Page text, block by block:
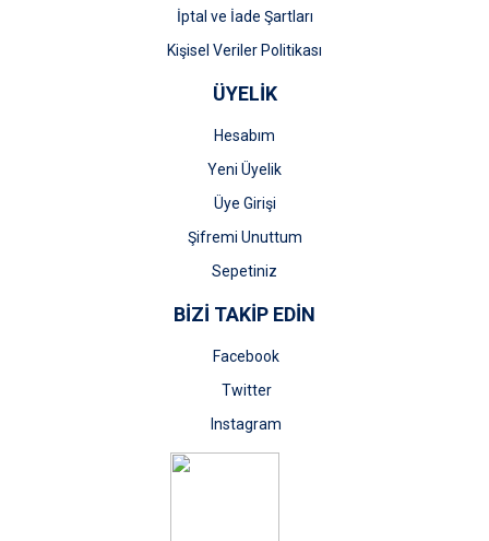
İptal ve İade Şartları
Kişisel Veriler Politikası
ÜYELİK
Hesabım
Yeni Üyelik
Üye Girişi
Şifremi Unuttum
Sepetiniz
BİZİ TAKİP EDİN
Facebook
Twitter
Instagram